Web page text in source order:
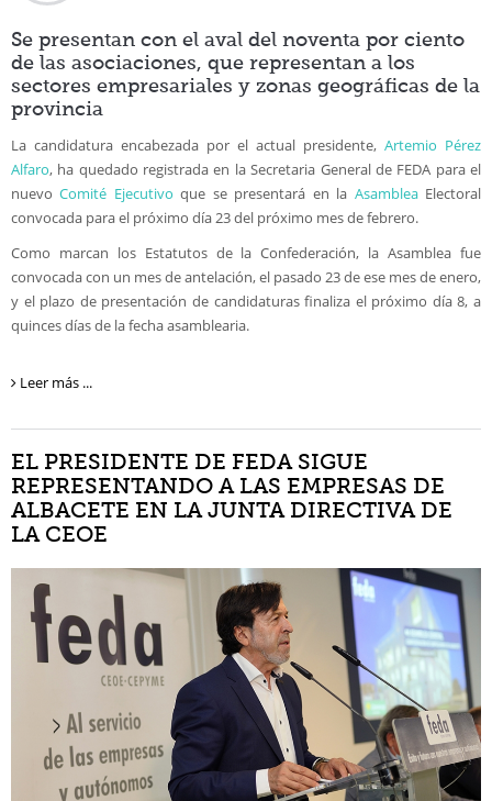
Se presentan con el aval del noventa por ciento
de las asociaciones, que representan a los
sectores empresariales y zonas geográficas de la
provincia
La candidatura encabezada por el actual presidente, Artemio Pérez
Alfaro, ha quedado registrada en la Secretaria General de FEDA para el
nuevoComité Ejecutivo que se presentará en la AsambleaElectoral
convocada para el próximo día 23 del próximo mes de febrero.
Como marcan los Estatutos de la Confederación, la Asamblea fue
convocada con un mes de antelación, el pasado 23 de ese mes de enero,
y el plazo de presentación de candidaturas finaliza el próximo día 8, a
quinces días de la fecha asamblearia.
Leer más ...
EL PRESIDENTE DE FEDA SIGUE
REPRESENTANDO A LAS EMPRESAS DE
ALBACETE EN LA JUNTA DIRECTIVA DE
LA CEOE